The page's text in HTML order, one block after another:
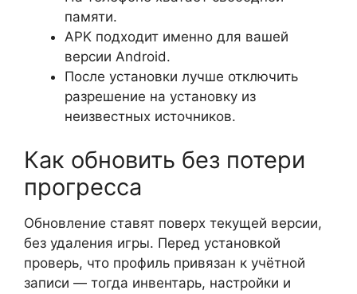
памяти.
APK подходит именно для вашей
версии Android.
После установки лучше отключить
разрешение на установку из
неизвестных источников.
Как обновить без потери
прогресса
Обновление ставят поверх текущей версии,
без удаления игры. Перед установкой
проверь, что профиль привязан к учётной
записи — тогда инвентарь, настройки и